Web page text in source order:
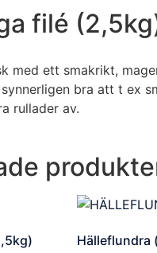
filé
med ett smakrikt,
bra att t ex
rullader av.
Hälleflundra